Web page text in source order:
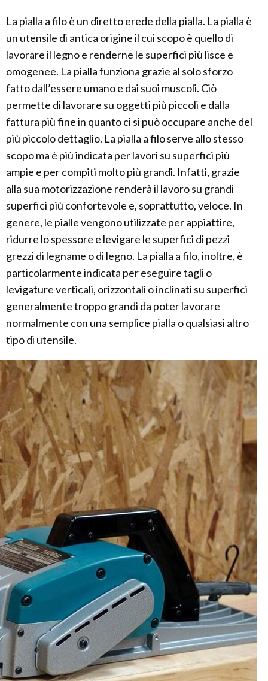
La pialla a filo è un diretto erede della pialla. La pialla è
un utensile di antica origine il cui scopo è quello di
lavorare il legno e renderne le superfici più lisce e
omogenee. La pialla funziona grazie al solo sforzo
fatto dall’essere umano e dai suoi muscoli. Ciò
permette di lavorare su oggetti più piccoli e dalla
fattura più fine in quanto ci si può occupare anche del
più piccolo dettaglio. La pialla a filo serve allo stesso
scopo ma è più indicata per lavori su superfici più
ampie e per compiti molto più grandi. Infatti, grazie
alla sua motorizzazione renderà il lavoro su grandi
superfici più confortevole e, soprattutto, veloce. In
genere, le pialle vengono utilizzate per appiattire,
ridurre lo spessore e levigare le superfici di pezzi
grezzi di legname o di legno. La pialla a filo, inoltre, è
particolarmente indicata per eseguire tagli o
levigature verticali, orizzontali o inclinati su superfici
generalmente troppo grandi da poter lavorare
normalmente con una semplice pialla o qualsiasi altro
tipo di utensile.